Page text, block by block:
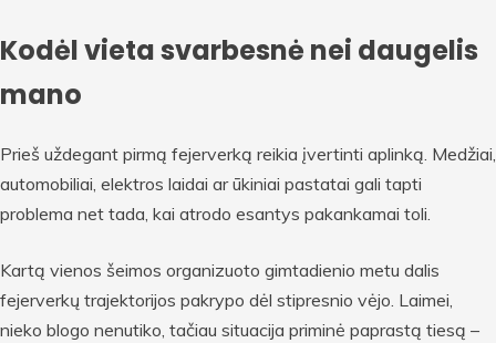
Kodėl vieta svarbesnė nei daugelis
mano
Prieš uždegant pirmą fejerverką reikia įvertinti aplinką. Medžiai,
automobiliai, elektros laidai ar ūkiniai pastatai gali tapti
problema net tada, kai atrodo esantys pakankamai toli.
Kartą vienos šeimos organizuoto gimtadienio metu dalis
fejerverkų trajektorijos pakrypo dėl stipresnio vėjo. Laimei,
nieko blogo nenutiko, tačiau situacija priminė paprastą tiesą –